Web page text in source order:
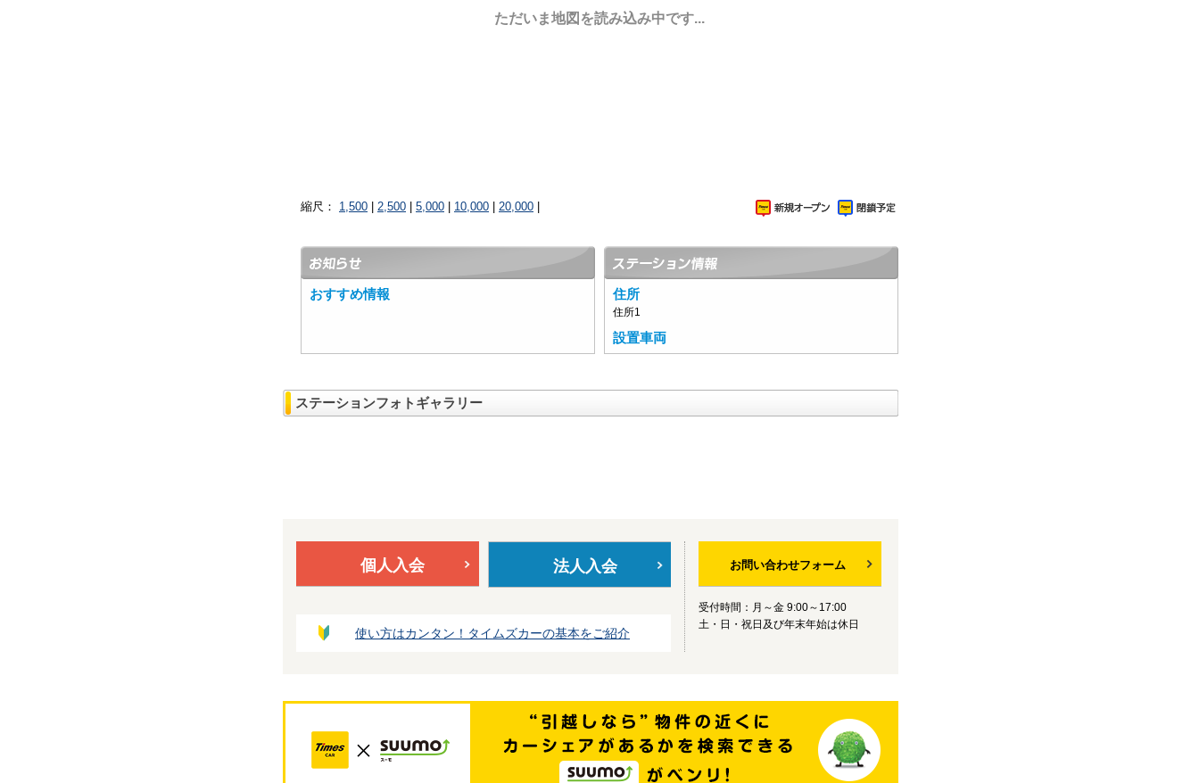
ただいま地図を読み込み中です...
縮尺： 1,500 2,500 5,000 10,000 20,000
おすすめ情報 住所
住所1
設置車両
ステーションフォトギャラリー
個人入会 法人入会
使い方はカンタン！タイムズカーの基本をご紹介
お問い合わせフォーム
受付時間：月～金 9:00～17:00
土・日・祝日及び年末年始は休日